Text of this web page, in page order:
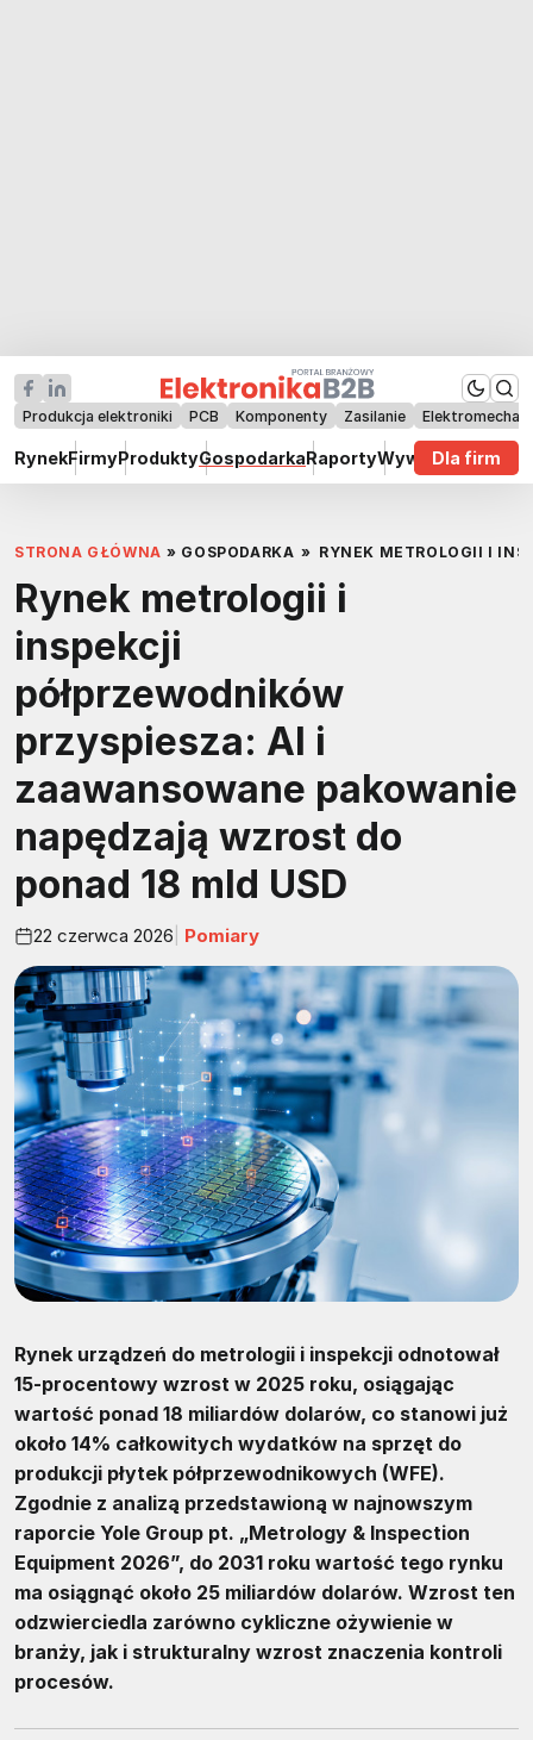
Produkcja elektroniki PCB Komponenty Zasilanie
RynekFirmyProduktyGospodarkaRaportyWywiadyDla firm
STRONA GŁÓWNA » GOSPODARKA » RYNEK METROLOGII I
Rynek metrologii i
inspekcji
półprzewodników
przyspiesza: AI i
zaawansowane pakowanie
napędzają wzrost do
ponad 18 mld USD
22 czerwca 2026 Pomiary
Rynek urządzeń do metrologii i inspekcji odnotował
15-procentowy wzrost w 2025 roku, osiągając
wartość ponad 18 miliardów dolarów, co stanowi już
około 14% całkowitych wydatków na sprzęt do
produkcji płytek półprzewodnikowych (WFE).
Zgodnie z analizą przedstawioną w najnowszym
raporcie Yole Group pt. „Metrology & Inspection
Equipment 2026”, do 2031 roku wartość tego rynku
ma osiągnąć około 25 miliardów dolarów. Wzrost ten
odzwierciedla zarówno cykliczne ożywienie w
branży, jak i strukturalny wzrost znaczenia kontroli
procesów.